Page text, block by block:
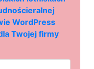
WordPress
Twojej firmy